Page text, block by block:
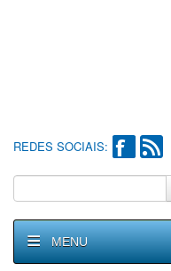
REDES SOCIAIS:
MENU